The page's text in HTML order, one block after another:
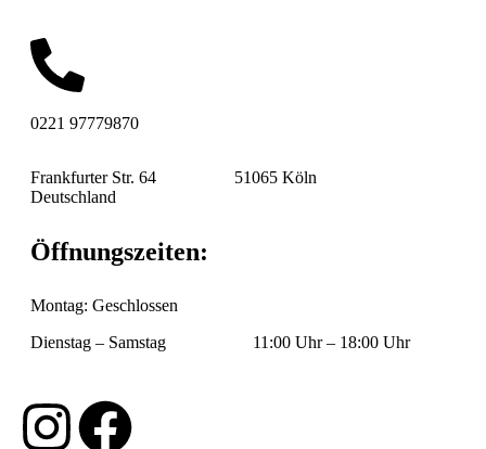
0221 97779870
Frankfurter Str. 64 51065 Köln
Deutschland
Öffnungszeiten:
Montag: Geschlossen
Dienstag – Samstag 11:00 Uhr – 18:00 Uhr